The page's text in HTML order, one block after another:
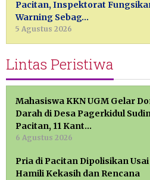
Pacitan, Inspektorat
Warning Sebag…
5 Agustus 2026
Lintas Peristiwa
Mahasiswa KKN UGM Gelar
Darah di Desa Pagerkidul
Pacitan, 11 Kant…
6 Agustus 2026
Pria di Pacitan Dipolisikan
Hamili Kekasih dan Rencana